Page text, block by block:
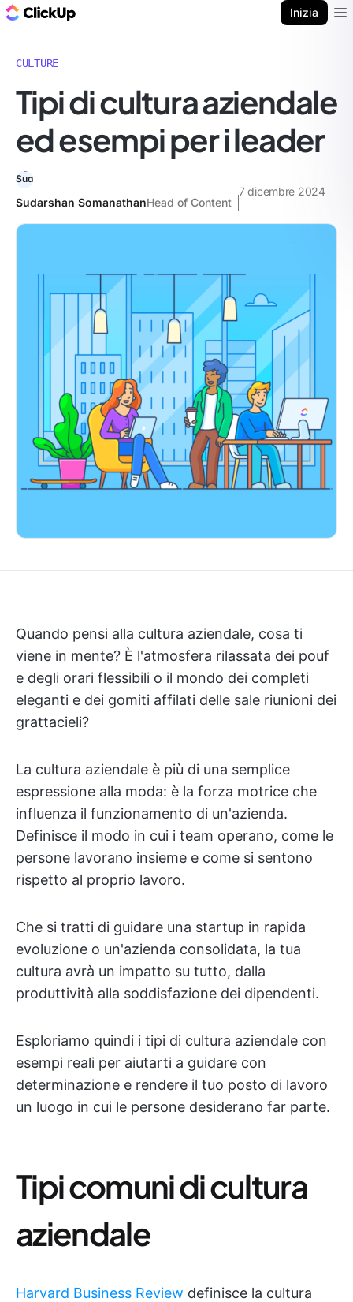
Inizia
CULTURE
Tipi di cultura aziendale
ed esempi per i leader
Sudarshan SomanathanHead of Content
7 dicembre 2024
Quando pensi alla cultura aziendale, cosa ti
viene in mente? È l'atmosfera rilassata dei pouf
e degli orari flessibili o il mondo dei completi
eleganti e dei gomiti affilati delle sale riunioni dei
grattacieli?
La cultura aziendale è più di una semplice
espressione alla moda: è la forza motrice che
influenza il funzionamento di un'azienda.
Definisce il modo in cui i team operano, come le
persone lavorano insieme e come si sentono
rispetto al proprio lavoro.
Che si tratti di guidare una startup in rapida
evoluzione o un'azienda consolidata, la tua
cultura avrà un impatto su tutto, dalla
produttività alla soddisfazione dei dipendenti.
Esploriamo quindi i tipi di cultura aziendale con
esempi reali per aiutarti a guidare con
determinazione e rendere il tuo posto di lavoro
un luogo in cui le persone desiderano far parte.
Tipi comuni di cultura
aziendale
Harvard Business Review definisce la cultura